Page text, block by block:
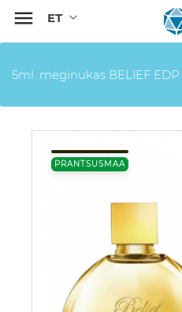

5ml. mėginukas BELIEF EDP
PRANTSUSMAA